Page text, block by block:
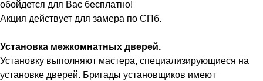
обойдется для Вас бесплатно!
Акция действует для замера по СПб.
Установка межкомнатных дверей.
Установку выполняют мастера, специализирующиеся на
установке дверей. Бригады установщиков имеют